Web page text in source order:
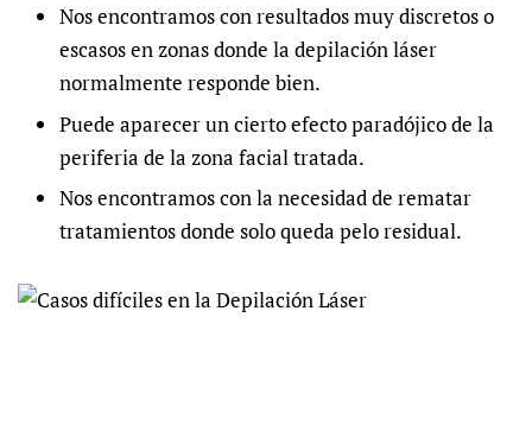
Nos encontramos con resultados muy discretos o
escasos en zonas donde la depilación láser
normalmente responde bien.
Puede aparecer un cierto efecto paradójico de la
periferia de la zona facial tratada.
Nos encontramos con la necesidad de rematar
tratamientos donde solo queda pelo residual.